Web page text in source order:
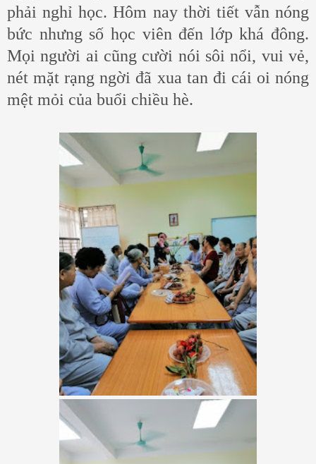
phải nghỉ học. Hôm nay thời tiết vẫn nóng
bức nhưng số học viên đến lớp khá đông.
Mọi người ai cũng cười nói sôi nổi, vui vẻ,
nét mặt rạng ngời đã xua tan đi cái oi nóng
mệt mỏi của buổi chiều hè.